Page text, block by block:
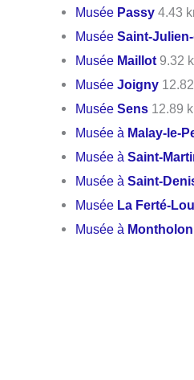
Musée Passy 4.43
MuséeSaint-
Musée Maillot 9.32
MuséeJoigny
MuséeSens 12.89
Musée à Malay-le-
Musée àSaint-
Musée àSaint-
Musée La Ferté-
Musée à Montholon